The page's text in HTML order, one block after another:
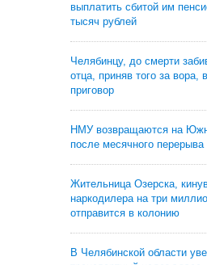
выплатить сбитой им
тысяч рублей
Челябинцу, до смерти
отца, приняв того за вора,
приговор
НМУ возвращаются на
после месячного перерыва
Жительница Озерска,
наркодилера на три
отправится в колонию
В Челябинской области